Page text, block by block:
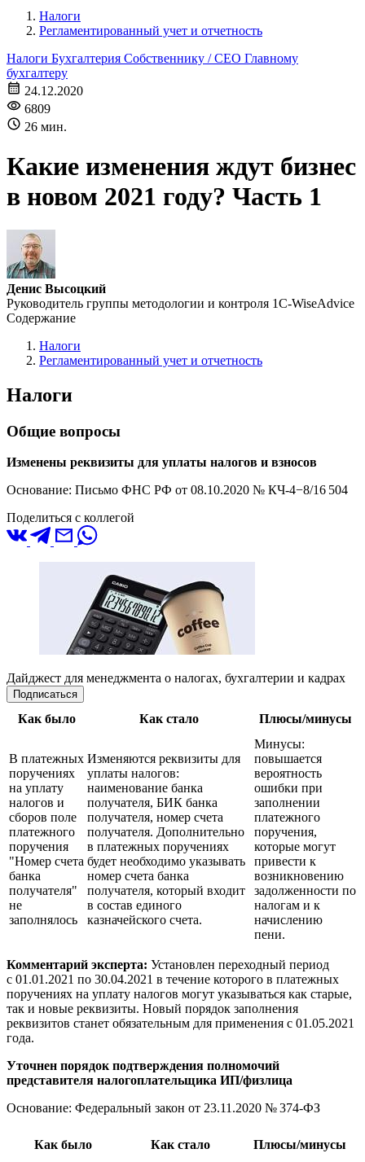
Налоги
Регламентированный учет и отчетность
Налоги Бухгалтерия Собственнику / CEO Главному
бухгалтеру
24.12.2020
6809
26 мин.
Какие изменения ждут бизнес
в новом 2021 году? Часть 1
Денис Высоцкий
Руководитель группы методологии и контроля 1С-WiseAdvice
Содержание
Налоги
Регламентированный учет и отчетность
Налоги
Общие вопросы
Изменены реквизиты для уплаты налогов и взносов
Основание: Письмо ФНС РФ от 08.10.2020 № КЧ-4−8/16 504
Поделиться с коллегой
Дайджест для менеджмента о налогах, бухгалтерии и кадрах
Подписаться
Как было Как стало Плюсы/минусы
В платежных
поручениях
на уплату
налогов и
сборов поле
платежного
поручения
"Номер счета
банка
получателя"
не
заполнялось
Изменяются реквизиты для
уплаты налогов:
наименование банка
получателя, БИК банка
получателя, номер счета
получателя. Дополнительно
в платежных поручениях
будет необходимо указывать
номер счета банка
получателя, который входит
в состав единого
казначейского счета.
Минусы:
повышается
вероятность
ошибки при
заполнении
платежного
поручения,
которые могут
привести к
возникновению
задолженности по
налогам и к
начислению
пени.
Комментарий эксперта: Установлен переходный период
с 01.01.2021 по 30.04.2021 в течение которого в платежных
поручениях на уплату налогов могут указываться как старые,
так и новые реквизиты. Новый порядок заполнения
реквизитов станет обязательным для применения с 01.05.2021
года.
Уточнен порядок подтверждения полномочий
представителя налогоплательщика ИП/физлица
Основание: Федеральный закон от 23.11.2020 № 374-ФЗ
Как было Как стало Плюсы/минусы